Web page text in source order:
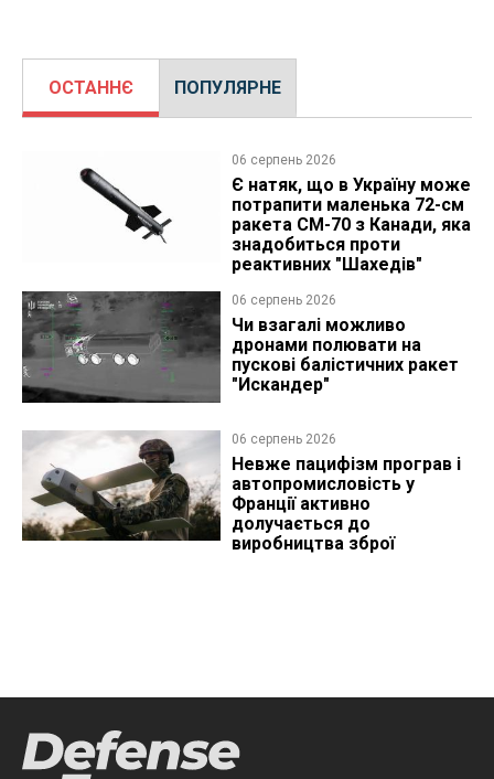
ОСТАННЄ ПОПУЛЯРНЕ
06 серпень 2026
Є натяк, що в Україну може
потрапити маленька 72-см
ракета CM-70 з Канади, яка
знадобиться проти
реактивних "Шахедів"
06 серпень 2026
Чи взагалі можливо
дронами полювати на
пускові балістичних ракет
"Искандер"
06 серпень 2026
Невже пацифізм програв і
автопромисловість у
Франції активно
долучається до
виробництва зброї